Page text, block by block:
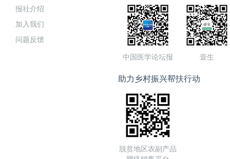
报社介绍
加入我们
问题反馈
中国医学论坛报 壹生
助力乡村振兴帮扶行动
脱贫地区农副产品